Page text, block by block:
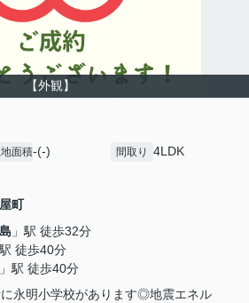
【外観】
面積-(-) 間取り 4LDK
町
」駅 徒歩32分
駅 徒歩40分
」駅 徒歩40分
永明小学校があります◎地震エネル